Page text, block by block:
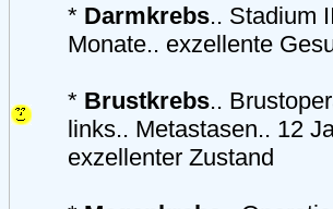
* Darmkrebs.. Stadium
Monate.. exzellente
* Brustkrebs..
links.. Metastasen.. 12
exzellenter Zustand